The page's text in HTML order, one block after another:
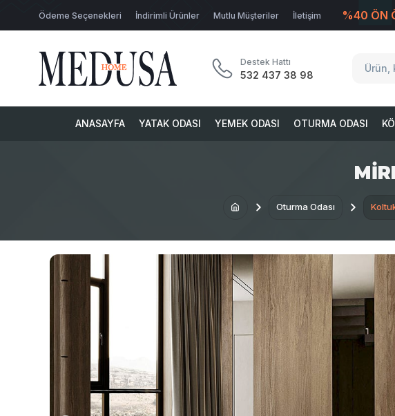
Ödeme Seçenekleri İndirimli Ürünler Mutlu Müşteriler İletişim %40 ÖN
Destek Hattı
532 437 38 98
ANASAYFA YATAK ODASI YEMEK ODASI OTURMA ODASI
Oturma Odası
T